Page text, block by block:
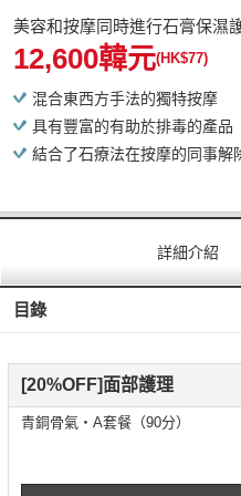
美容和按摩同時進行石膏保濕
12,600韓元(HK$77)
混合東西方手法的獨特按摩
具有豐富的有助於排毒的產品
結合了石療法在按摩的同事解
詳細介紹
目錄
[20%OFF]面部護理
青銅骨氣・A套餐（90分）